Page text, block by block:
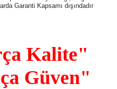
Garanti Kapsamı dışındadır
Kalite"
Güven"